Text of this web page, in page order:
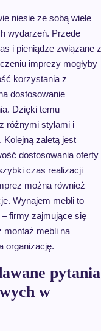
niesie ze sobą wiele
wydarzeń. Przede
i pieniądze związane z
imprezy mogłyby
korzystania z
dostosowanie
Dzięki temu
różnymi stylami i
Kolejną zaletą jest
dostosowania oferty
czas realizacji
można również
Wynajem mebli to
firmy zajmujące się
montaż mebli na
organizację.
pytania
w